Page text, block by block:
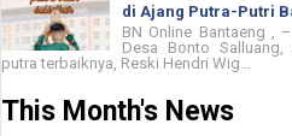
di Ajang Putra-Putri
BN Online Bantaeng ,
Desa Bonto Salluang,
putra terbaiknya, Reski Hendri Wig...
This Month's News